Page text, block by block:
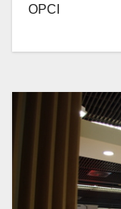
OPCI